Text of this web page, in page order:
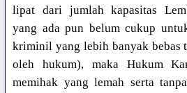
lipat dari jumlah kapasitas
yang ada pun belum cukup
kriminil yang lebih banyak bebas
oleh hukum), maka Hukum
memihak yang lemah serta